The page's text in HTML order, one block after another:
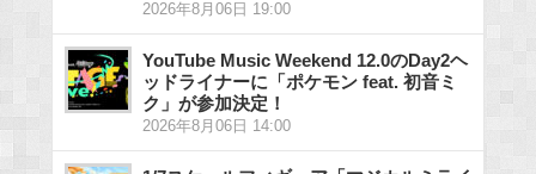
2026年8月06日 19:00
YouTube Music Weekend 12.0のDay2ヘ
ッドライナーに「ポケモン feat. 初音ミ
ク」が参加決定！
2026年8月06日 14:00